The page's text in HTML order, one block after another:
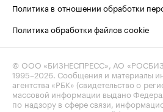
Политика в отношении обработки
Политика обработки файлов cookie
© ООО «БИЗНЕСПРЕСС», АО
1995–2026 . Сообщения и материалы
агентства «РБК» (свидетельство о
массовой информации выдано
по надзору в сфере связи,